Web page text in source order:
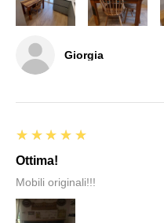
Giorgia
5
★★★★★
Ottima!
Mobili originali!!!